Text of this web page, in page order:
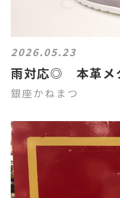
2026.05.23
雨対応◎ 本革メ
銀座かねまつ